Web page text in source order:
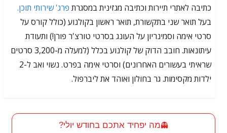
כתיבה לאתרי תיירות וכתיבה מגזינית במסגרת פרג' שירותי תוכן.
בעל תואר שני בתקשורת, תואר ראשון בקולנוע (כולל קורס על
סרטי אימה וסמינריון על העונג בסרטי טורצ'ר פורן!) ותעודת
עיתונאות. חובב הדוק של קולנוע בכלל (למעלה מ-3,200 סרטים
שראיתי בעשורים האחרונים) וסרטי אימה בפרט. נשוי ואב ל-2
ילדות מקסימות. גר בחולון ואוהד את ליברפול.
👻מה יפחיד אתכם בחודש יולי?